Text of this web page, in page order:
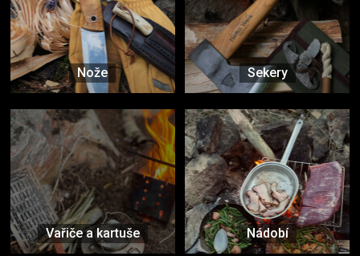
Nože Sekery
Vařiče a kartuše Nádobí